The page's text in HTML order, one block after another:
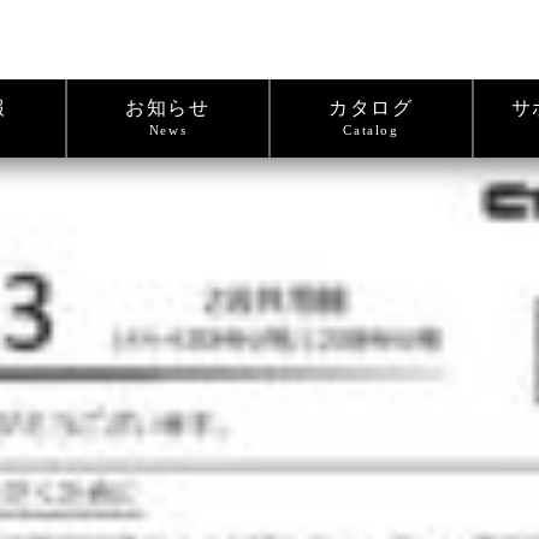
お知らせ
News
カタログ
Catalog
サ